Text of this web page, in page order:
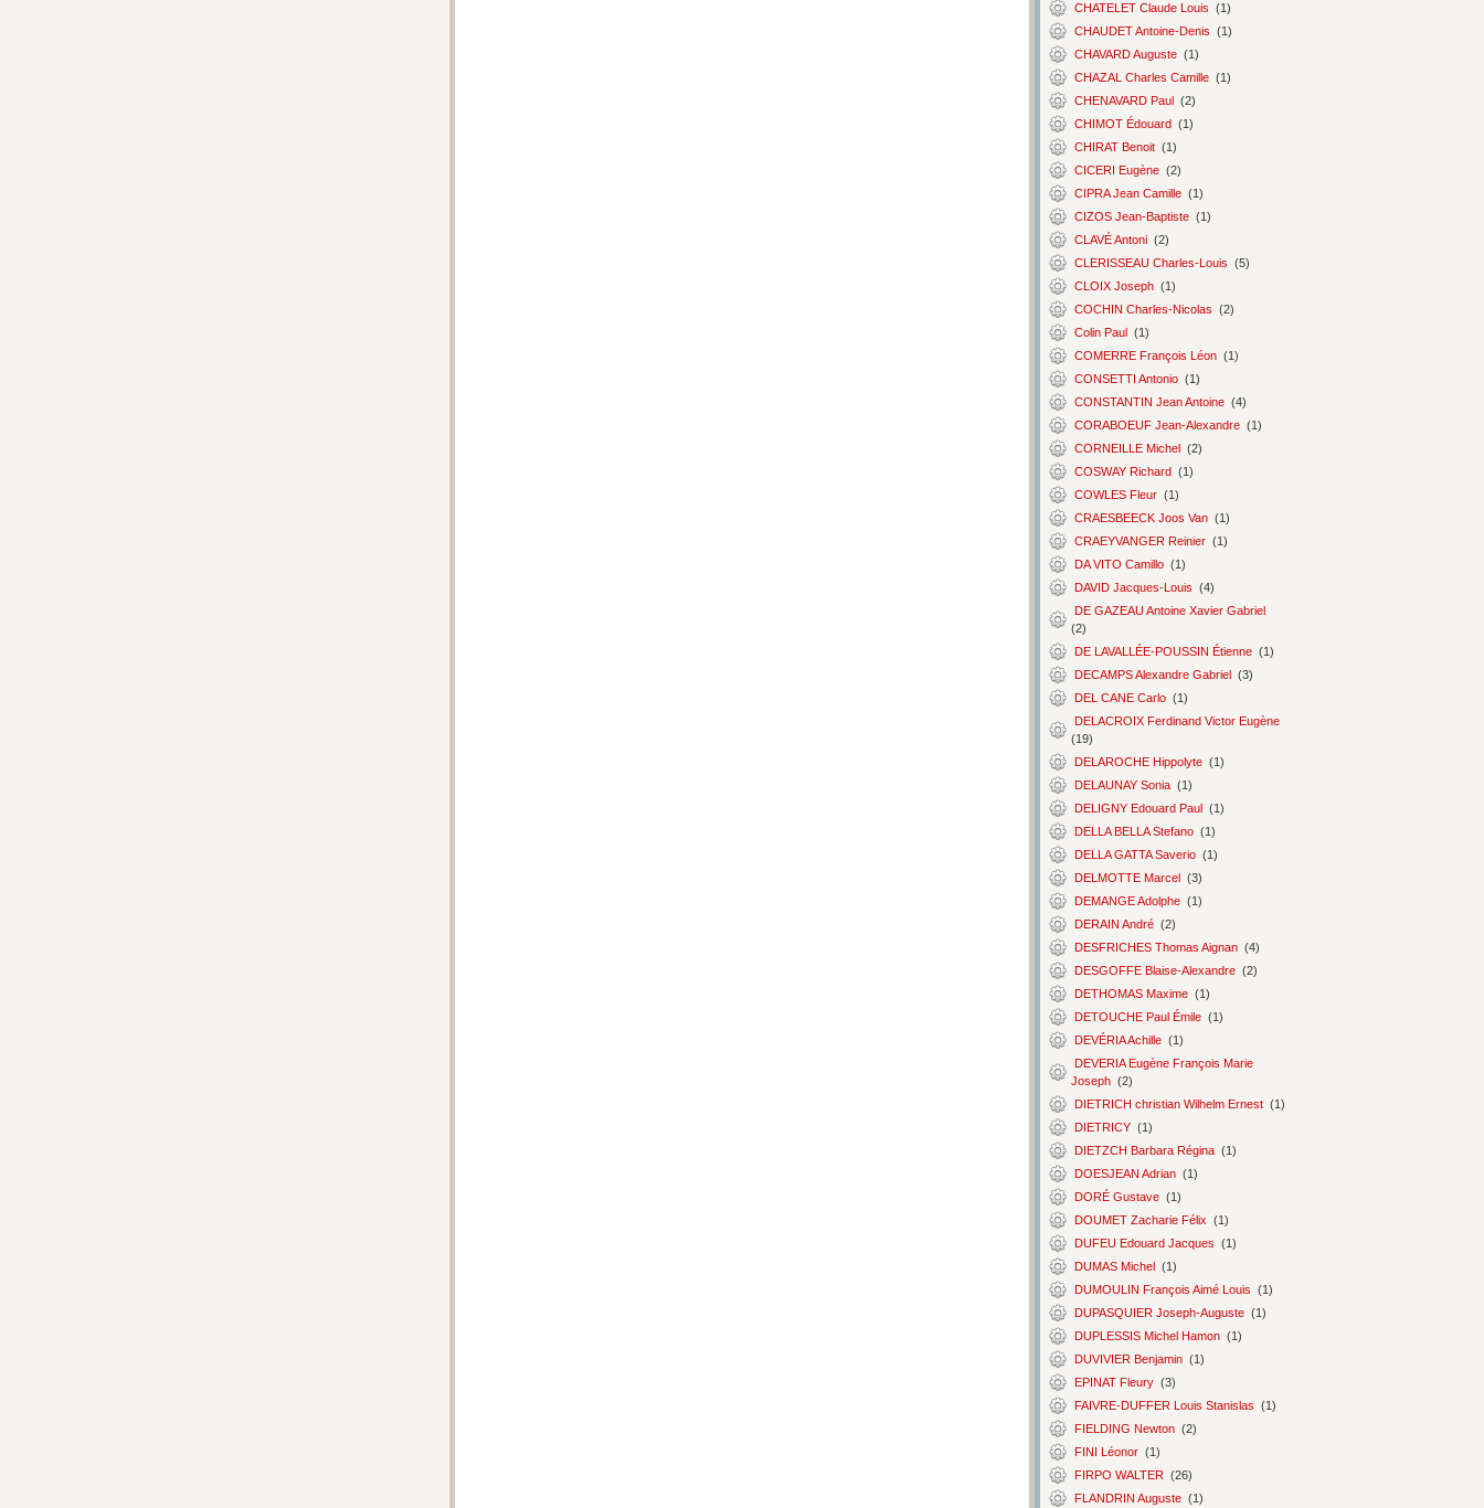
CHATELET Claude Louis (1)
CHAUDET Antoine-Denis (1)
CHAVARD Auguste (1)
CHAZAL Charles Camille (1)
CHENAVARD Paul (2)
CHIMOT Édouard (1)
CHIRAT Benoit (1)
CICERI Eugène (2)
CIPRA Jean Camille (1)
CIZOS Jean-Baptiste (1)
CLAVÉ Antoni (2)
CLERISSEAU Charles-Louis (5)
CLOIX Joseph (1)
COCHIN Charles-Nicolas (2)
Colin Paul (1)
COMERRE François Léon (1)
CONSETTI Antonio (1)
CONSTANTIN Jean Antoine (4)
CORABOEUF Jean-Alexandre (1)
CORNEILLE Michel (2)
COSWAY Richard (1)
COWLES Fleur (1)
CRAESBEECK Joos Van (1)
CRAEYVANGER Reinier (1)
DA VITO Camillo (1)
DAVID Jacques-Louis (4)
DE GAZEAU Antoine Xavier Gabriel
(2)
DE LAVALLÉE-POUSSIN Étienne (1)
DECAMPS Alexandre Gabriel (3)
DEL CANE Carlo (1)
DELACROIX Ferdinand Victor Eugène
(19)
DELAROCHE Hippolyte (1)
DELAUNAY Sonia (1)
DELIGNY Edouard Paul (1)
DELLA BELLA Stefano (1)
DELLA GATTA Saverio (1)
DELMOTTE Marcel (3)
DEMANGE Adolphe (1)
DERAIN André (2)
DESFRICHES Thomas Aignan (4)
DESGOFFE Blaise-Alexandre (2)
DETHOMAS Maxime (1)
DETOUCHE Paul Émile (1)
DEVÉRIA Achille (1)
DEVERIA Eugène François Marie
Joseph (2)
DIETRICH christian Wilhelm Ernest (1)
DIETRICY (1)
DIETZCH Barbara Régina (1)
DOESJEAN Adrian (1)
DORÉ Gustave (1)
DOUMET Zacharie Félix (1)
DUFEU Edouard Jacques (1)
DUMAS Michel (1)
DUMOULIN François Aimé Louis (1)
DUPASQUIER Joseph-Auguste (1)
DUPLESSIS Michel Hamon (1)
DUVIVIER Benjamin (1)
EPINAT Fleury (3)
FAIVRE-DUFFER Louis Stanislas (1)
FIELDING Newton (2)
FINI Léonor (1)
FIRPO WALTER (26)
FLANDRIN Auguste (1)